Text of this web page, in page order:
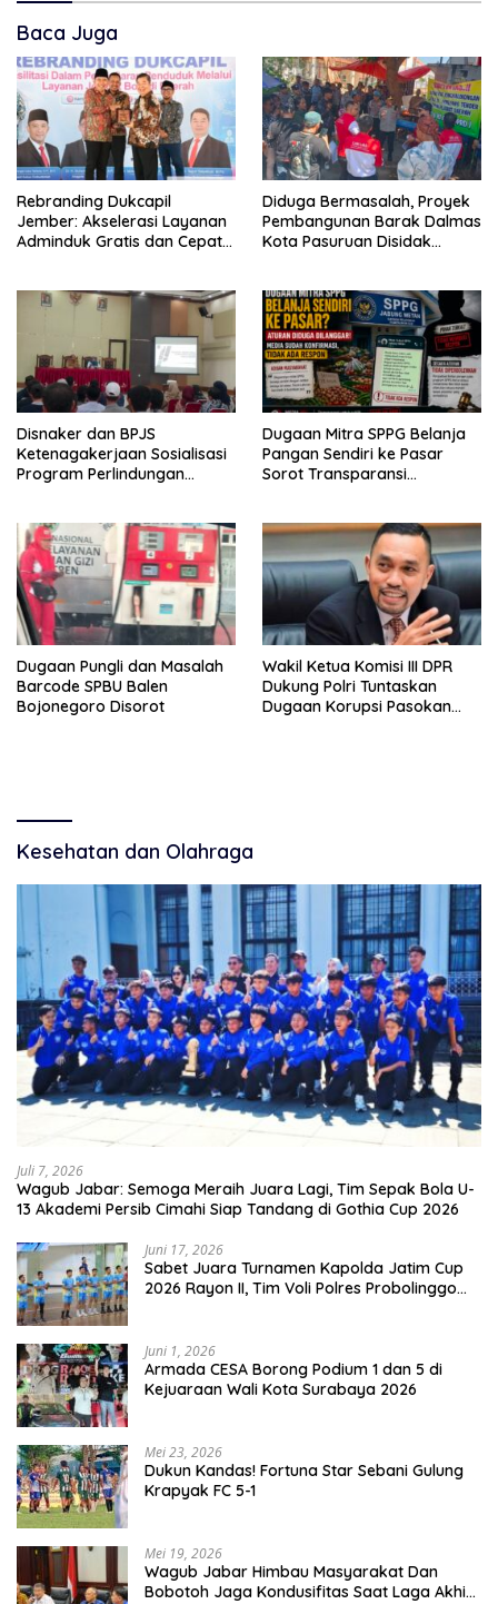
Baca Juga
Rebranding Dukcapil
Jember: Akselerasi Layanan
Adminduk Gratis dan Cepat
Diduga Bermasalah, Proyek
Pembangunan Barak Dalmas
Kota Pasuruan Disidak
Disnaker dan BPJS
Ketenagakerjaan Sosialisasi
Program Perlindungan
Dugaan Mitra SPPG Belanja
Pangan Sendiri ke Pasar
Sorot Transparansi
Dugaan Pungli dan Masalah
Barcode SPBU Balen
Bojonegoro Disorot
Wakil Ketua Komisi III DPR
Dukung Polri Tuntaskan
Dugaan Korupsi Pasokan
Kesehatan dan Olahraga
Juli 7, 2026
Wagub Jabar: Semoga Meraih Juara Lagi, Tim Sepak Bola U-
13 Akademi Persib Cimahi Siap Tandang di Gothia Cup 2026
Juni 17, 2026
Sabet Juara Turnamen Kapolda Jatim Cup
2026 Rayon II, Tim Voli Polres Probolinggo
Juni 1, 2026
Armada CESA Borong Podium 1 dan 5 di
Kejuaraan Wali Kota Surabaya 2026
Mei 23, 2026
Dukun Kandas! Fortuna Star Sebani Gulung
Krapyak FC 5-1
Mei 19, 2026
Wagub Jabar Himbau Masyarakat Dan
Bobotoh Jaga Kondusifitas Saat Laga Akhir